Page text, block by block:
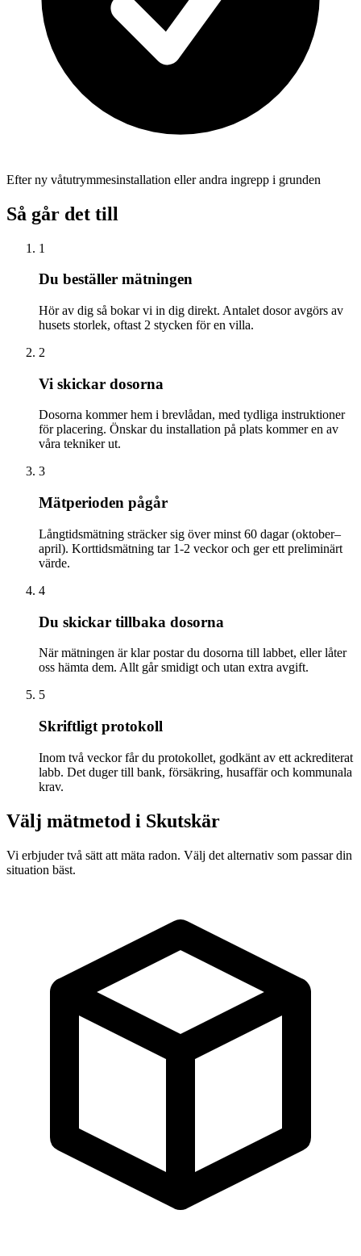
Efter ny våtutrymmesinstallation eller andra ingrepp i grunden
Så går det till
1
Du beställer mätningen
Hör av dig så bokar vi in dig direkt. Antalet dosor avgörs av
husets storlek, oftast 2 stycken för en villa.
2
Vi skickar dosorna
Dosorna kommer hem i brevlådan, med tydliga instruktioner
för placering. Önskar du installation på plats kommer en av
våra tekniker ut.
3
Mätperioden pågår
Långtidsmätning sträcker sig över minst 60 dagar (oktober–
april). Korttidsmätning tar 1-2 veckor och ger ett preliminärt
värde.
4
Du skickar tillbaka dosorna
När mätningen är klar postar du dosorna till labbet, eller låter
oss hämta dem. Allt går smidigt och utan extra avgift.
5
Skriftligt protokoll
Inom två veckor får du protokollet, godkänt av ett ackrediterat
labb. Det duger till bank, försäkring, husaffär och kommunala
krav.
Välj mätmetod i Skutskär
Vi erbjuder två sätt att mäta radon. Välj det alternativ som passar din
situation bäst.